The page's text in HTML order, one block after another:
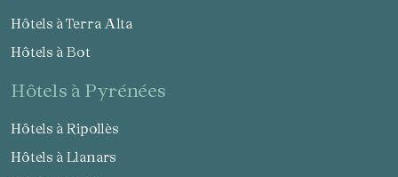
Hôtels à Terra Alta
Hôtels à Bot
hôtels à Pyrénées
Hôtels à Ripollès
Hôtels à Llanars